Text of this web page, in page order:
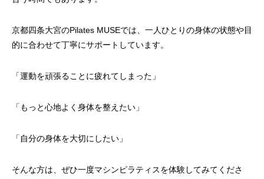
京都四条大宮のPilates MUSEでは、一人ひとりの身体の状態や目
的に合わせて丁寧にサポートしています。
「運動を頑張ることに疲れてしまった」
「もっと心地よく身体を整えたい」
「自分の身体を大切にしたい」
そんな方は、ぜひ一度マシンピラティスを体験してみてくださ